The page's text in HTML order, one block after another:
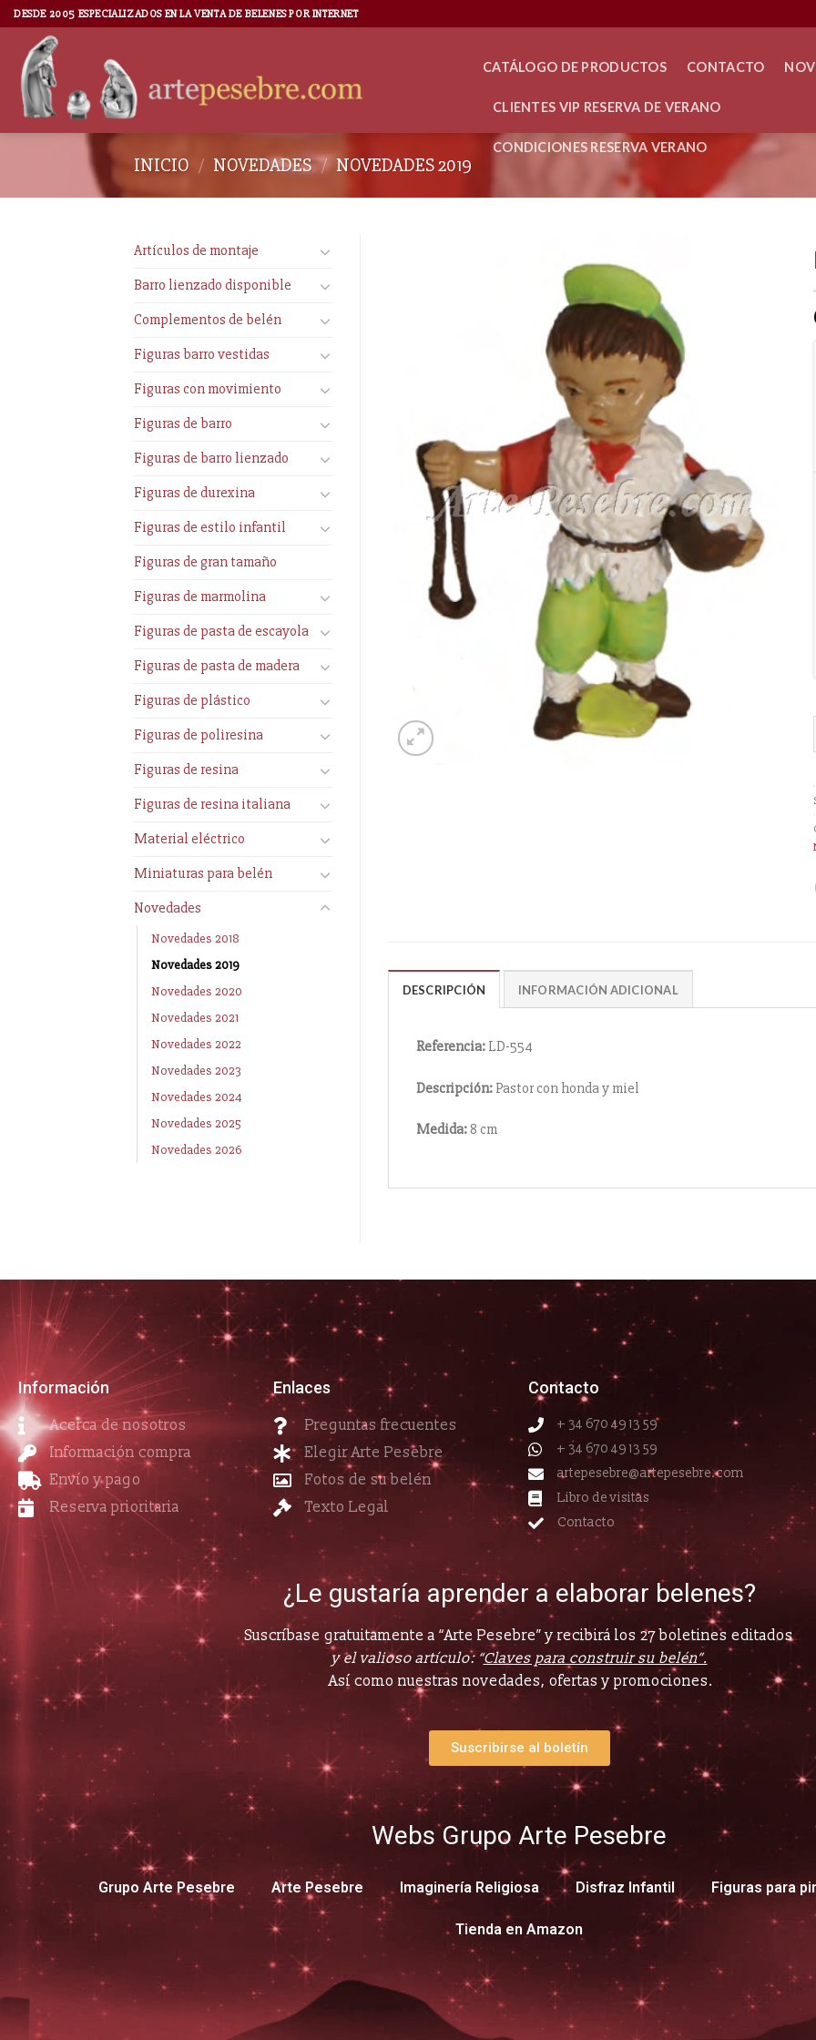
DESDE 2005 ESPECIALIZADOS EN LA VENTA DE BELENES POR INTERNET
CATÁLOGO DE PRODUCTOS CONTACTO
CLIENTES VIP RESERVA DE VERANO
CONDICIONES RESERVA VERANO
INICIO / NOVEDADES / NOVEDADES 2019
Artículos de montaje
Barro lienzado disponible
Complementos de belén
Figuras barro vestidas
Figuras con movimiento
Figuras de barro
Figuras de barro lienzado
Figuras de durexina
Figuras de estilo infantil
Figuras de gran tamaño
Figuras de marmolina
Figuras de pasta de escayola
Figuras de pasta de madera
Figuras de plástico
Figuras de poliresina
Figuras de resina
Figuras de resina italiana
Material eléctrico
Miniaturas para belén
Novedades
Novedades 2018
Novedades 2019
Novedades 2020
Novedades 2021
Novedades 2022
Novedades 2023
Novedades 2024
Novedades 2025
Novedades 2026
DESCRIPCIÓN INFORMACIÓN ADICIONAL
Referencia:LD-554
Descripción:Pastor con honda y miel
Medida:8 cm
Información
Acerca de nosotros
Información compra
Envío y pago
Reserva prioritaria
Enlaces
Preguntas frecuentes
Elegir Arte Pesebre
Fotos de su belén
Texto Legal
Contacto
+ 34 670 49 13 59
+ 34 670 49 13 59
artepesebre@artepesebre.com
Libro de visitas
Contacto
¿Le gustaría aprender a elaborar belenes?
Suscríbase gratuitamente a “Arte Pesebre” y recibirá los 27 boletines editados
y el valioso artículo: “Claves para construir su belén”.
Así como nuestras novedades, ofertas y promociones.
Suscribirse al boletín
Webs Grupo Arte Pesebre
Grupo Arte Pesebre Arte Pesebre Imaginería Religiosa Disfraz Infantil Figuras para
Tienda en Amazon